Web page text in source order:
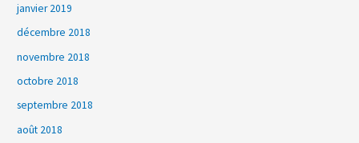
janvier 2019
décembre 2018
novembre 2018
octobre 2018
septembre 2018
août 2018